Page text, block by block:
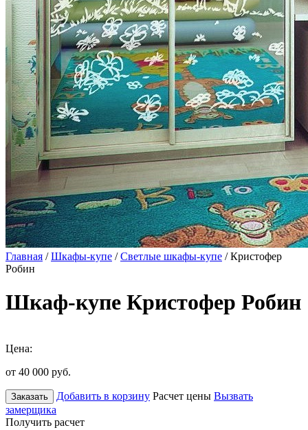
Главная /Шкафы-купе /Светлые шкафы-купе / Кристофер
Робин
Шкаф-купе Кристофер Робин
Цена:
от 40 000 руб.
Заказать Добавить в корзину Расчет цены Вызвать
замерщика
Получить расчет